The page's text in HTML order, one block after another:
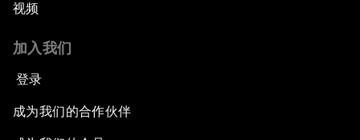
视频
加入我们
登录
成为我们的合作伙伴